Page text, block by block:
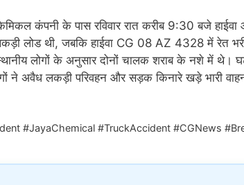
कंपनी के पास रविवार रात करीब 9:30 बजे हाईवा
लोड थी, जबकि हाईवा CG 08 AZ 4328 में रेत
लोगों के अनुसार दोनों चालक शराब के नशे में थे।
ने अवैध लकड़ी परिवहन और सड़क किनारे खड़े भारी
#JayaChemical #TruckAccident #CGNews